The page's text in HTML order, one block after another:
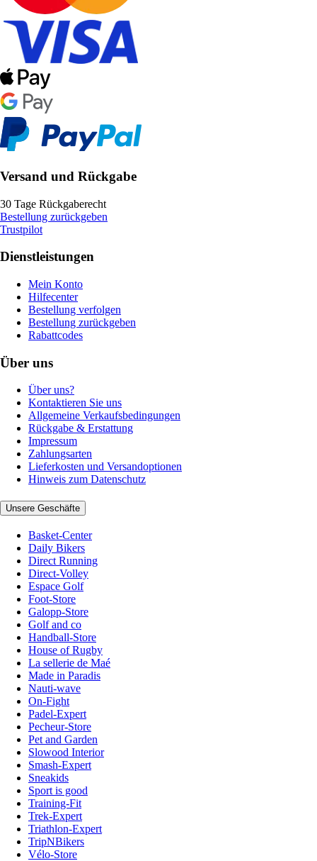
Versand und Rückgabe
30 Tage Rückgaberecht
Bestellung zurückgeben
Trustpilot
Dienstleistungen
Mein Konto
Hilfecenter
Bestellung verfolgen
Bestellung zurückgeben
Rabattcodes
Über uns
Über uns?
Kontaktieren Sie uns
Allgemeine Verkaufsbedingungen
Rückgabe & Erstattung
Impressum
Zahlungsarten
Lieferkosten und Versandoptionen
Hinweis zum Datenschutz
Unsere Geschäfte
Basket-Center
Daily Bikers
Direct Running
Direct-Volley
Espace Golf
Foot-Store
Galopp-Store
Golf and co
Handball-Store
House of Rugby
La sellerie de Maé
Made in Paradis
Nauti-wave
On-Fight
Padel-Expert
Pecheur-Store
Pet and Garden
Slowood Interior
Smash-Expert
Sneakids
Sport is good
Training-Fit
Trek-Expert
Triathlon-Expert
TripNBikers
Vélo-Store